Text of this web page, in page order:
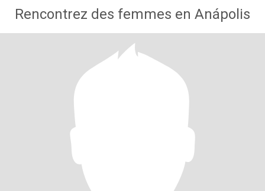
Rencontrez des femmes en Anápolis